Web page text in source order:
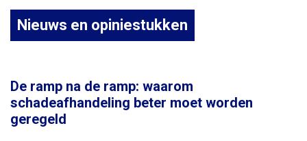
Nieuws en opiniestukken
De ramp na de ramp: waarom
schadeafhandeling beter moet worden
geregeld